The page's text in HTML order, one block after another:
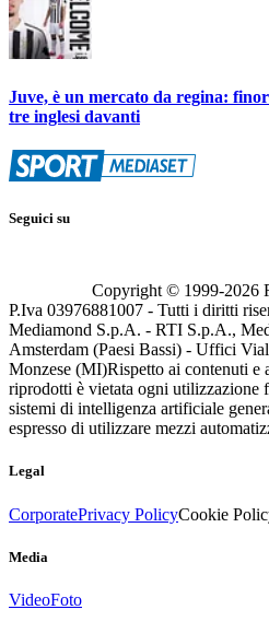
Juve, è un mercato da regina:
tre inglesi davanti
Seguici su
Copyright © 1999-2026
P.Iva 03976881007 - Tutti i diritti
Mediamond S.p.A. - RTI S.p.A.,
Amsterdam (Paesi Bassi) - Uffici
Monzese (MI)Rispetto ai contenuti e
riprodotti è vietata ogni utilizzazione
sistemi di intelligenza artificiale
espresso di utilizzare mezzi
Legal
CorporatePrivacy PolicyCookie
Media
VideoFoto